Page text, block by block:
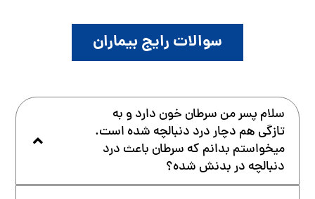
سوالات رایج بیماران
سلام پسر من سرطان خون دارد و به
تازگی هم دچار درد دنبالچه شده است.
میخواستم بدانم که سرطان باعث درد
دنبالچه در بدنش شده؟